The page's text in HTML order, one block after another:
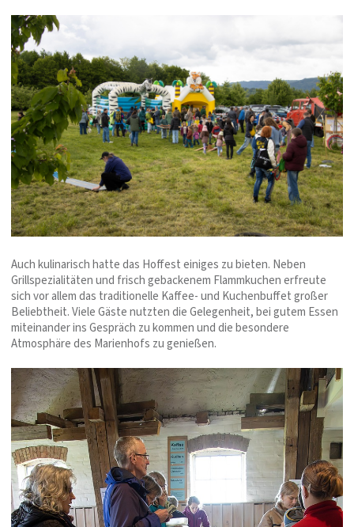
Auch kulinarisch hatte das Hoffest einiges zu bieten. Neben
Grillspezialitäten und frisch gebackenem Flammkuchen erfreute
sich vor allem das traditionelle Kaffee- und Kuchenbuffet großer
Beliebtheit. Viele Gäste nutzten die Gelegenheit, bei gutem Essen
miteinander ins Gespräch zu kommen und die besondere
Atmosphäre des Marienhofs zu genießen.